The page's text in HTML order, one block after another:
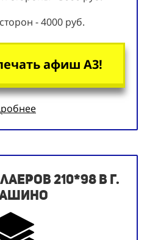
- 4000 руб.
афиш А3!
210*98 в г.